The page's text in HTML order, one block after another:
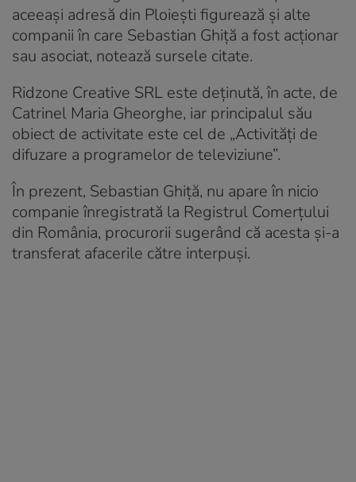
aceeași adresă din Ploiești figurează și alte
companii în care Sebastian Ghiță a fost acționar
sau asociat, notează sursele citate.
Ridzone Creative SRL este deținută, în acte, de
Catrinel Maria Gheorghe, iar principalul său
obiect de activitate este cel de „Activităţi de
difuzare a programelor de televiziune”.
În prezent, Sebastian Ghiță, nu apare în nicio
companie înregistrată la Registrul Comerțului
din România, procurorii sugerând că acesta și-a
transferat afacerile către interpuși.